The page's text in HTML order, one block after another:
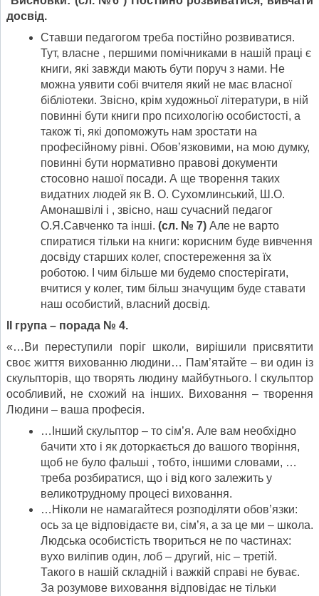
досвід.
Ставши педагогом треба постійно розвиватися.
Тут, власне , першими помічниками в нашій праці є
книги, які завжди мають бути поруч з нами. Не
можна уявити собі вчителя який не має власної
бібліотеки. Звісно, крім художньої літератури, в ній
повинні бути книги про психологію особистості, а
також ті, які допоможуть нам зростати на
професійному рівні. Обов’язковими, на мою думку,
повинні бути нормативно правові документи
стосовно нашої посади. А ще творення таких
видатних людей як В. О. Сухомлинський, Ш.О.
Амонашвілі і , звісно, наш сучасний педагог
О.Я.Савченко та інші. (сл. № 7) Але не варто
спиратися тільки на книги: корисним буде вивчення
досвіду старших колег, спостереження за їх
роботою. І чим більше ми будемо спостерігати,
вчитися у колег, тим більш значущим буде ставати
наш особистий, власний досвід.
ІІ група – порада № 4.
«…Ви переступили поріг школи, вирішили присвятити
своє життя вихованню людини… Пам’ятайте – ви один із
скульпторів, що творять людину майбутнього. І скульптор
особливий, не схожий на інших. Виховання – творення
Людини – ваша професія.
…Інший скульптор – то сім’я. Але вам необхідно
бачити хто і як доторкається до вашого творіння,
щоб не було фальші , тобто, іншими словами, …
треба розбиратися, що і від кого залежить у
великотрудному процесі виховання.
…Ніколи не намагайтеся розподіляти обов’язки:
ось за це відповідаєте ви, сім’я, а за це ми – школа.
Людська особистість твориться не по частинах:
вухо виліпив один, лоб – другий, ніс – третій.
Такого в нашій складній і важкій справі не буває.
За розумове виховання відповідає не тільки